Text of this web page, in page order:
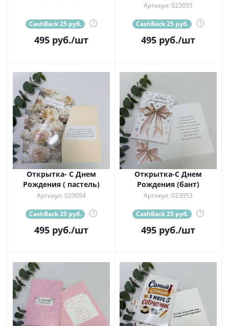
CashBack 25 руб. ?
495 руб./шт
Артикул: 023055
CashBack 25 руб. ?
495 руб./шт
Открытка- С Днем
Рождения ( пастель)
Артикул: 023054
CashBack 25 руб. ?
495 руб./шт
Открытка-С Днем
Рождения (бант)
Артикул: 023053
CashBack 25 руб. ?
495 руб./шт